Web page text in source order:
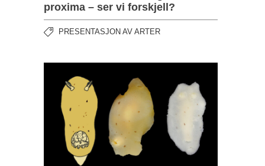
proxima – ser vi forskjell?
PRESENTASJON AV ARTER